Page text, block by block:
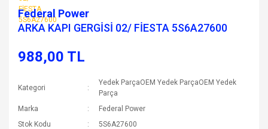
Federal Power
ARKA KAPI GERGİSİ 02/ FİESTA 5S6A27600
988,00 TL
Kategori
Yedek ParçaOEM Yedek ParçaOEM Yedek
Parça
Marka
Federal Power
Stok Kodu
5S6A27600